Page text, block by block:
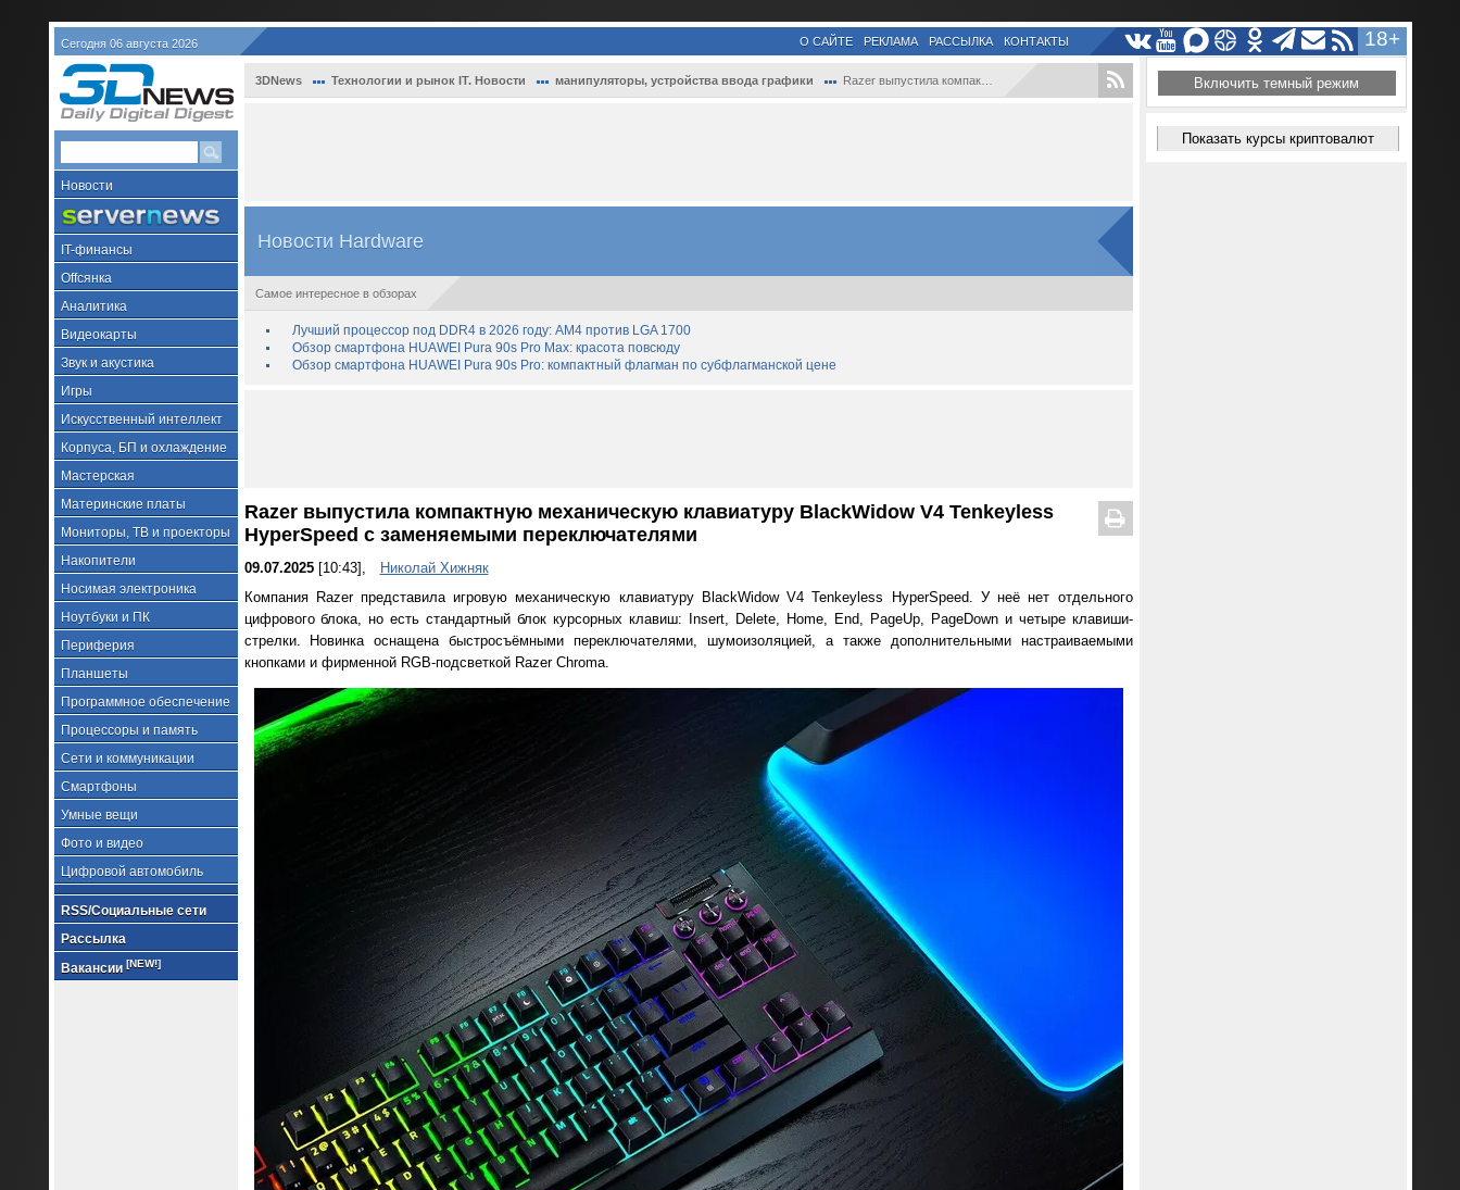
Сегодня 06 августа 2026 18+
О САЙТЕ РЕКЛАМА РАССЫЛКА КОНТАКТЫ
Новости
IT-финансы
Offсянка
Аналитика
Видеокарты
Звук и акустика
Игры
Искусственный интеллект
Корпуса, БП и охлаждение
Мастерская
Материнские платы
Мониторы, ТВ и проекторы
Накопители
Носимая электроника
Ноутбуки и ПК
Периферия
Планшеты
Программное обеспечение
Процессоры и память
Сети и коммуникации
Смартфоны
Умные вещи
Фото и видео
Цифровой автомобиль
RSS/Социальные сети
Рассылка
Вакансии [NEW!]
3DNews Технологии и рынок IT. Новости манипуляторы, устройства ввода графики Razer выпустила компактную механическую ...
Новости Hardware
Самое интересное в обзорах
Лучший процессор под DDR4 в 2026 году: AM4 против LGA 1700
Обзор смартфона HUAWEI Pura 90s Pro Max: красота повсюду
Обзор смартфона HUAWEI Pura 90s Pro: компактный флагман по субфлагманской цене
Razer выпустила компактную механическую клавиатуру BlackWidow V4 Tenkeyless
HyperSpeed с заменяемыми переключателями
09.07.2025[10:43],
Николай Хижняк
Компания Razer представила игровую механическую клавиатуру BlackWidow V4 Tenkeyless HyperSpeed. У неё нет отдельного
цифрового блока, но есть стандартный блок курсорных клавиш: Insert, Delete, Home, End, PageUp, PageDown и четыре клавиши-
стрелки. Новинка оснащена быстросъёмными переключателями, шумоизоляцией, а также дополнительными настраиваемыми
кнопками и фирменной RGB-подсветкой Razer Chroma.
Включить темный режим
Показать курсы криптовалют